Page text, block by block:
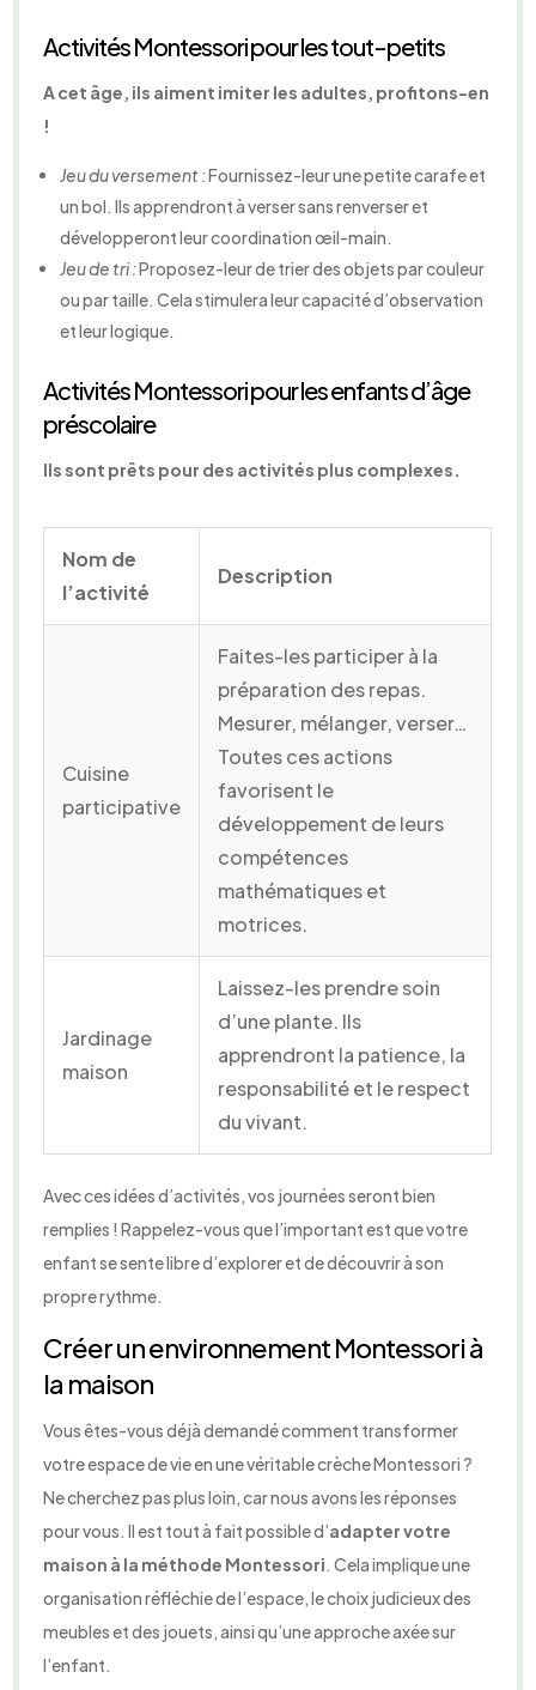
Activités Montessori pour les tout-petits
A cet âge, ils aiment imiter les adultes, profitons-en
!
Jeu du versement :Fournissez-leur une petite carafe et
un bol. Ils apprendront à verser sans renverser et
développeront leur coordination œil-main.
Jeu de tri :Proposez-leur de trier des objets par couleur
ou par taille. Cela stimulera leur capacité d’observation
et leur logique.
Activités Montessori pour les enfants d’âge
préscolaire
Ils sont prêts pour des activités plus complexes.
Nom de
l’activité
Description
Cuisine
participative
Faites-les participer à la
préparation des repas.
Mesurer, mélanger, verser…
Toutes ces actions
favorisent le
développement de leurs
compétences
mathématiques et
motrices.
Jardinage
maison
Laissez-les prendre soin
d’une plante. Ils
apprendront la patience, la
responsabilité et le respect
du vivant.
Avec ces idées d’activités, vos journées seront bien
remplies ! Rappelez-vous que l’important est que votre
enfant se sente libre d’explorer et de découvrir à son
propre rythme.
Créer un environnement Montessori à
la maison
Vous êtes-vous déjà demandé comment transformer
votre espace de vie en une véritable crèche Montessori ?
Ne cherchez pas plus loin, car nous avons les réponses
pour vous. Il est tout à fait possible d’adapter votre
maison à la méthode Montessori. Cela implique une
organisation réfléchie de l’espace, le choix judicieux des
meubles et des jouets, ainsi qu’une approche axée sur
l’enfant.